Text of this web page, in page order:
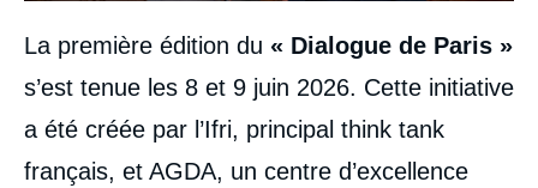
La première édition du « Dialogue de Paris »
s’est tenue les 8 et 9 juin 2026. Cette initiative
a été créée par l’Ifri, principal think tank
français, et AGDA, un centre d’excellence